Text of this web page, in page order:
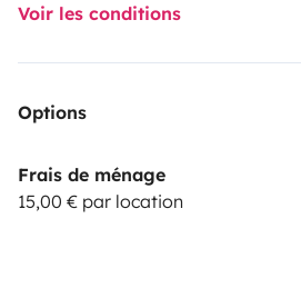
Voir les conditions
Options
Frais de ménage
15,00 € par location